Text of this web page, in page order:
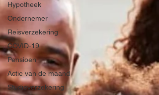
Hypotheek
Ondernemer
Reisverzekering
COVID-19
Pensioen
Actie van de maand
Studieverzekering